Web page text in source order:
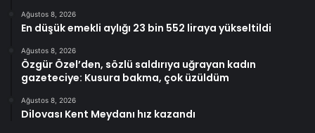
Ağustos 8, 2026
En düşük emekli aylığı 23 bin 552 liraya yükseltildi
Ağustos 8, 2026
Özgür Özel’den, sözlü saldırıya uğrayan kadın
gazeteciye: Kusura bakma, çok üzüldüm
Ağustos 8, 2026
Dilovası Kent Meydanı hız kazandı